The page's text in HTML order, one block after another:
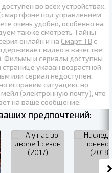
во всех устройствах.
под управлением
очень удобно, особенно на
также смотреть Тайны
онлайн и на Смарт ТВ с
видео в качестве:
. Фильмы и сериалы доступны
указан возрастной
или сериал недоступен,
исправим ситуацию, но
(электронную почту), что
на ваше сообщение.
предпочтений: